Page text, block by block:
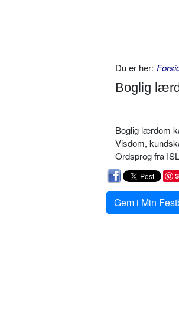
Du er her:
Boglig
Boglig lærdom
Visdom,
Ordsprog fra
Gem i Min